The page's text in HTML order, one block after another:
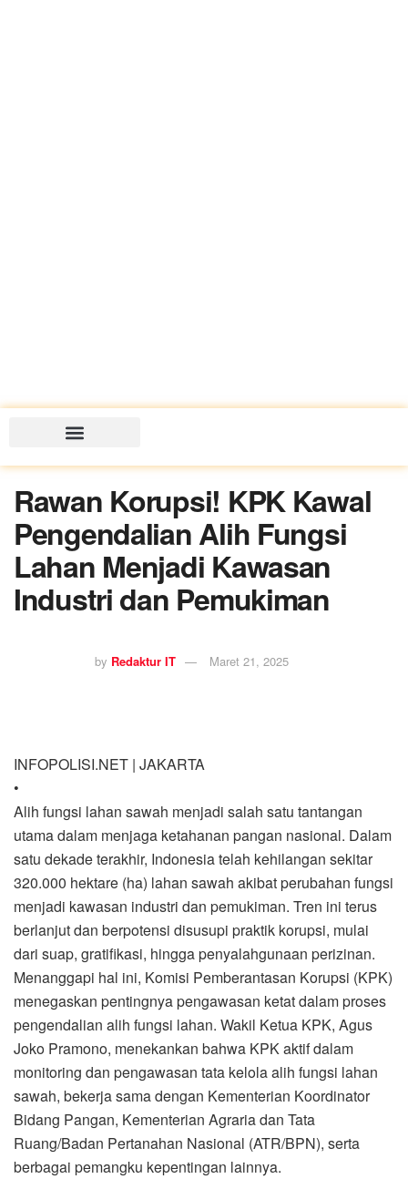
Rawan Korupsi! KPK Kawal
Pengendalian Alih Fungsi
Lahan Menjadi Kawasan
Industri dan Pemukiman
by Redaktur IT Maret 21, 2025
INFOPOLISI.NET | JAKARTA
•
Alih fungsi lahan sawah menjadi salah satu tantangan
utama dalam menjaga ketahanan pangan nasional. Dalam
satu dekade terakhir, Indonesia telah kehilangan sekitar
320.000 hektare (ha) lahan sawah akibat perubahan fungsi
menjadi kawasan industri dan pemukiman. Tren ini terus
berlanjut dan berpotensi disusupi praktik korupsi, mulai
dari suap, gratifikasi, hingga penyalahgunaan perizinan.
Menanggapi hal ini, Komisi Pemberantasan Korupsi (KPK)
menegaskan pentingnya pengawasan ketat dalam proses
pengendalian alih fungsi lahan. Wakil Ketua KPK, Agus
Joko Pramono, menekankan bahwa KPK aktif dalam
monitoring dan pengawasan tata kelola alih fungsi lahan
sawah, bekerja sama dengan Kementerian Koordinator
Bidang Pangan, Kementerian Agraria dan Tata
Ruang/Badan Pertanahan Nasional (ATR/BPN), serta
berbagai pemangku kepentingan lainnya.